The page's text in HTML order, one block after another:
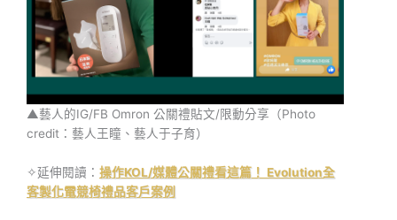
▲藝人的IG/FB Omron 公關禮貼文/限動分享（Photo
credit：藝人王瞳、藝人于子育）
✧延伸閱讀： 操作KOL/媒體公關禮看這篇！ Evolution全
客製化電競椅禮品客戶案例